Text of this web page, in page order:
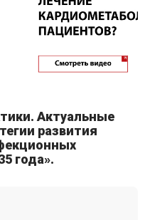
Актуальные
развития
года».